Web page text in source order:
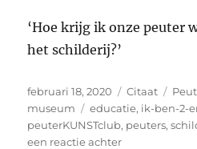
‘Hoe krijg ik onze peuter
het schilderij?’
Geplaatst
op
februari 18, 2020 Format
Citaat
museum
Tags
educatie, ik-ben-2-
peuterKUNSTclub, peuters,
een reactie achterop